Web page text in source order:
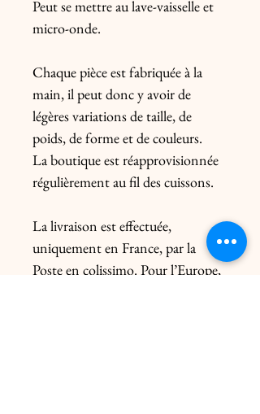
Peut se mettre au lave-vaisselle et
micro-onde.
Chaque pièce est fabriquée à la
main, il peut donc y avoir de
légères variations de taille, de
poids, de forme et de couleurs.
La boutique est réapprovisionnée
régulièrement au fil des cuissons.
La livraison est effectuée,
uniquement en France, par la
Poste en colissimo. Pour l’Europe,